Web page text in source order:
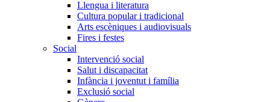
Llengua i literatura
Cultura popular i tradicional
Arts escèniques i audiovisuals
Fires i festes
Social
Intervenció social
Salut i discapacitat
Infància i joventut i família
Exclusió social